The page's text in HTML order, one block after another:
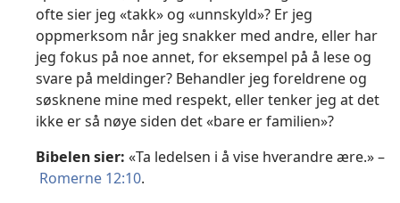
ofte sier jeg «takk» og «unnskyld»? Er jeg
oppmerksom når jeg snakker med andre, eller har
jeg fokus på noe annet, for eksempel på å lese og
svare på meldinger? Behandler jeg foreldrene og
søsknene mine med respekt, eller tenker jeg at det
ikke er så nøye siden det «bare er familien»?
Bibelen sier: «Ta ledelsen i å vise hverandre ære.» –
Romerne 12:10.